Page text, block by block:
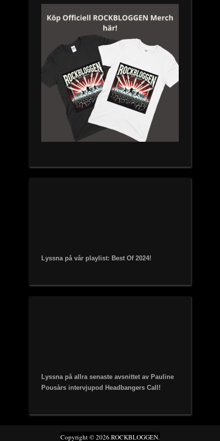
Lyssna på vår playlist: Best Of 2024!
Lyssna på allra senaste avsnittet av Pauline
Pousàrs intervjupod Headbangers Call!
Copyright © 2026 ROCKBLOGGEN.